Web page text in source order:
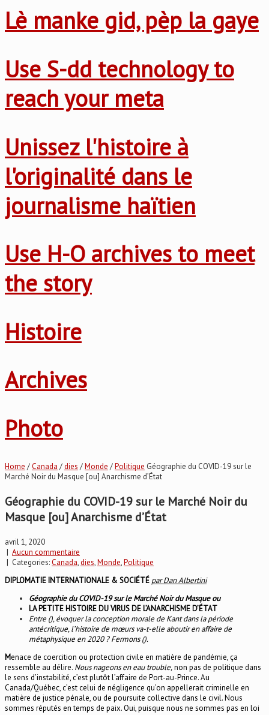
Lè manke gid, pèp la gaye
Use S-dd technology to
reach your meta
Unissez l'histoire à
l'originalité dans le
journalisme haïtien
Use H-O archives to meet
the story
Histoire
Archives
Photo
Home /Canada /dies /Monde /Politique Géographie du COVID-19 sur le
Marché Noir du Masque [ou] Anarchisme d’État
Géographie du COVID-19 sur le Marché Noir du
Masque [ou] Anarchisme d’État
avril 1, 2020
| Aucun commentaire
| Categories:Canada,dies,Monde,Politique
DIPLOMATIE INTERNATIONALE & SOCIÉTÉ par Dan Albertini
Géographie du COVID-19 sur le Marché Noir du Masque ou
LA PETITE HISTOIRE DU VIRUS DE L’ANARCHISME D’ÉTAT
Entre (), évoquer la conception morale de Kant dans la période
antécritique, l’histoire de mœurs va-t-elle aboutir en affaire de
métaphysique en 2020 ? Fermons ().
Menace de coercition ou protection civile en matière de pandémie, ça
ressemble au délire. Nous nageons en eau trouble,non pas de politique dans
le sens d’instabilité, c’est plutôt l’affaire de Port-au-Prince. Au
Canada/Québec, c’est celui de négligence qu’on appellerait criminelle en
matière de justice pénale, ou de poursuite collective dans le civil. Nous
sommes réputés en temps de paix. Oui, puisque nous ne sommes pas en loi